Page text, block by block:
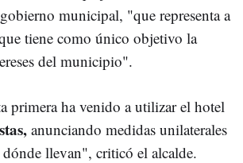
municipal, "que representa a
tiene como único objetivo la
del municipio".
primera ha venido a utilizar el hotel
anunciando medidas unilaterales
dónde llevan", criticó el alcalde.